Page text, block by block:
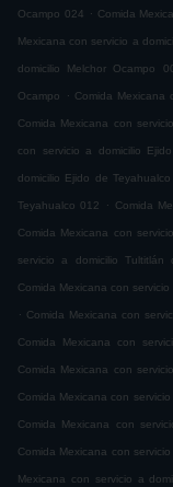
Ocampo 024 . Comida
Mexicana con servicio a
domicilio Melchor Ocampo
Ocampo . Comida Mexicana
Comida Mexicana con
con servicio a domicilio
domicilio Ejido de
Teyahualco 012 . Comida
Comida Mexicana con
servicio a domicilio Tultitlán
Comida Mexicana con
. Comida Mexicana con
Comida Mexicana con
Comida Mexicana con
Comida Mexicana con
Comida Mexicana con
Comida Mexicana con
Mexicana con servicio a